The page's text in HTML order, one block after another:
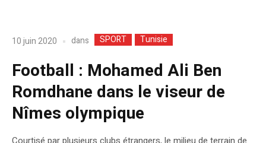
10 juin 2020 dans SPORT Tunisie
Football : Mohamed Ali Ben
Romdhane dans le viseur de
Nîmes olympique